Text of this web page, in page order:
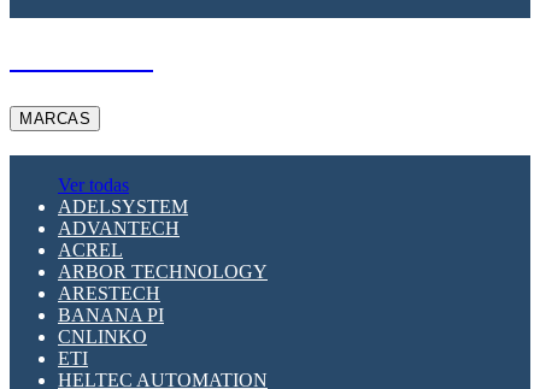
MARCAS
Ver todas
ADELSYSTEM
ADVANTECH
ACREL
ARBOR TECHNOLOGY
ARESTECH
BANANA PI
CNLINKO
ETI
HELTEC AUTOMATION